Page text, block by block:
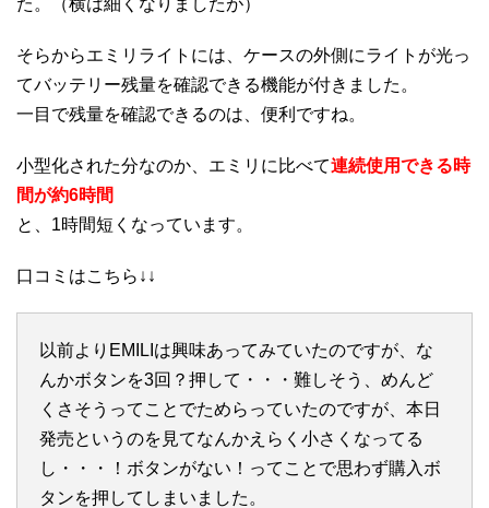
そらからエミリライトには、ケースの外側にライトが光っ
てバッテリー残量を確認できる機能が付きました。
一目で残量を確認できるのは、便利ですね。
小型化された分なのか、エミリに比べて連続使用できる時
間が約6時間
と、1時間短くなっています。
口コミはこちら↓↓
以前よりEMILIは興味あってみていたのですが、な
んかボタンを3回？押して・・・難しそう、めんど
くさそうってことでためらっていたのですが、本日
発売というのを見てなんかえらく小さくなってる
し・・・！ボタンがない！ってことで思わず購入ボ
タンを押してしまいました。